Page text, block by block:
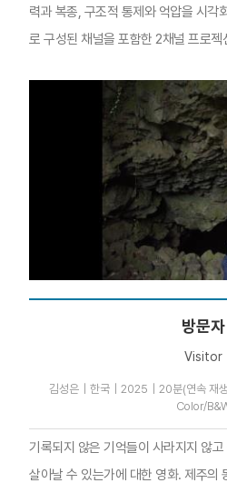
력과 복종, 구조적 통제와 억압을 시각
로 구성된 채널을 포함한 2채널 프로젝
방문자
Visitor
김성은｜한국｜2025｜20분(연속 재
Color/
기록되지 않은 기억들이 사라지지 않
살아날 수 있는가에 대한 영화. 제주의